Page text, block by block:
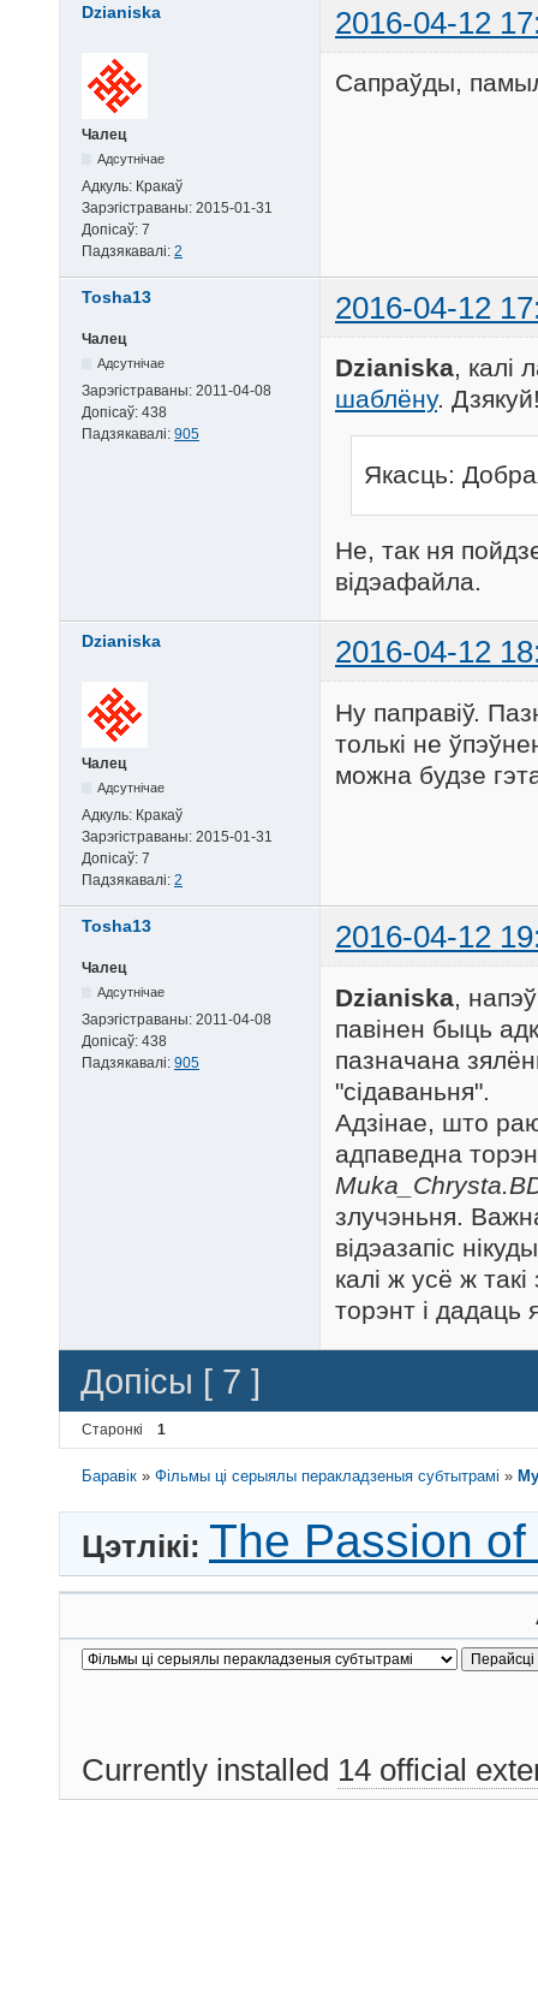
Dzianiska 2016-04-12
Чалец
Адсутнічае
Адкуль: Кракаў
Зарэгістраваны: 2015-01-31
Допісаў: 7
Падзякавалі: 2
Сапраўды,
Tosha13 2016-04-12
Чалец
Адсутнічае
Зарэгістраваны: 2011-04-08
Допісаў: 438
Падзякавалі: 905
Dzianiska, калі
шаблёну.
Якасць:
Не, так ня
відэафайла.
Dzianiska 2016-04-12
Чалец
Адсутнічае
Адкуль: Кракаў
Зарэгістраваны: 2015-01-31
Допісаў: 7
Падзякавалі: 2
Ну паправіў.
толькі не
можна будзе
Tosha13 2016-04-12
Чалец
Адсутнічае
Зарэгістраваны: 2011-04-08
Допісаў: 438
Падзякавалі: 905
Dzianiska,
павінен быць
пазначана
"сідаваньня".
Адзінае, што
адпаведна
злучэньня.
відэазапіс
калі ж усё ж
торэнт і дадаць
Допісы [ 7 ]
Старонкі 1
Баравік »Фільмы ці серыялы перакладзеныя субтытрамі »
Цэтлікі: The Passion
Currently installed 14 official